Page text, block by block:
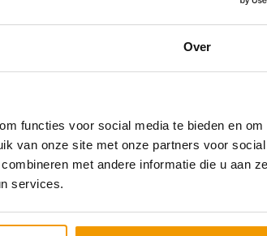
Over
functies voor social media te bieden en om
van onze site met onze partners voor social
met andere informatie die u aan
services.
Specificaties
Disposables en
Hygiëne,Wonddesinfectie,
Zorghulpmiddelen